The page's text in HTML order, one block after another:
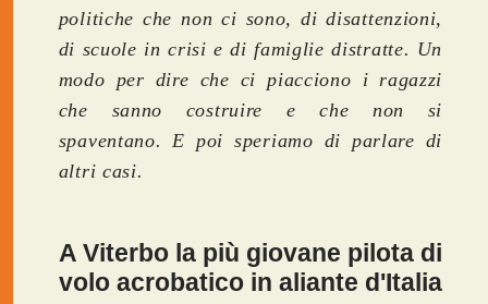
politiche che non ci sono, di disattenzioni,
di scuole in crisi e di famiglie distratte. Un
modo per dire che ci piacciono i ragazzi
che sanno costruire e che non si
spaventano. E poi speriamo di parlare di
altri casi.
A Viterbo la più giovane pilota di
volo acrobatico in aliante d'Italia